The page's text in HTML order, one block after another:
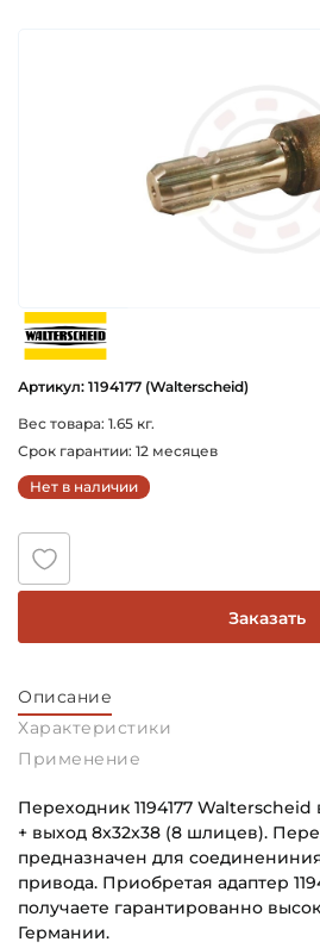
Артикул: 1194177 (Walterscheid)
Вес товара: 1.65 кг.
Срок гарантии: 12 месяцев
Нет в наличии
Заказать
Описание
Характеристики
Применение
Переходник 1194177
+ выход 8x32x38 (8 шлицев).
предназначен для
привода. Приобретая адаптер
получаете гарантированно
Германии.